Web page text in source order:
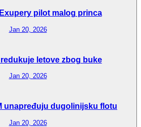
pilot malog princa
Jan 20, 2026
letove zbog buke
Jan 20, 2026
unapređuju dugolinijsku flotu
Jan 20, 2026